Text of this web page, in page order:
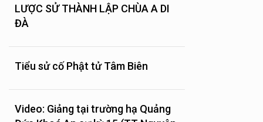
LƯỢC SỬ THÀNH LẬP CHÙA A DI
ĐÀ
Tiểu sử cố Phật tử Tâm Biên
Video: Giảng tại trường hạ Quảng